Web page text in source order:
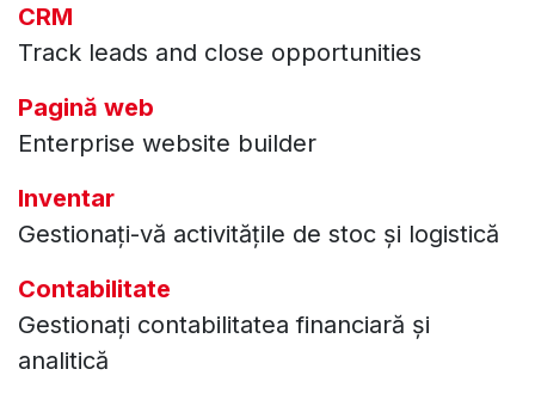
CRM
Track leads and close opportunities
Pagină web
Enterprise website builder
Inventar
Gestionați-vă activitățile de stoc și logistică
Contabilitate
Gestionați contabilitatea financiară și
analitică